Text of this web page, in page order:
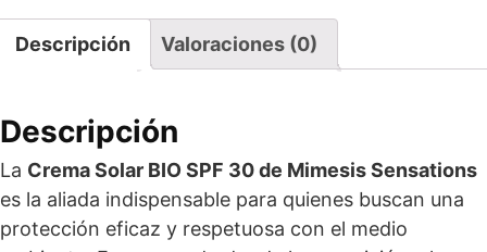
Descripción Valoraciones (0)
Descripción
La Crema Solar BIO SPF 30 de Mimesis Sensations
es la aliada indispensable para quienes buscan una
protección eficaz y respetuosa con el medio